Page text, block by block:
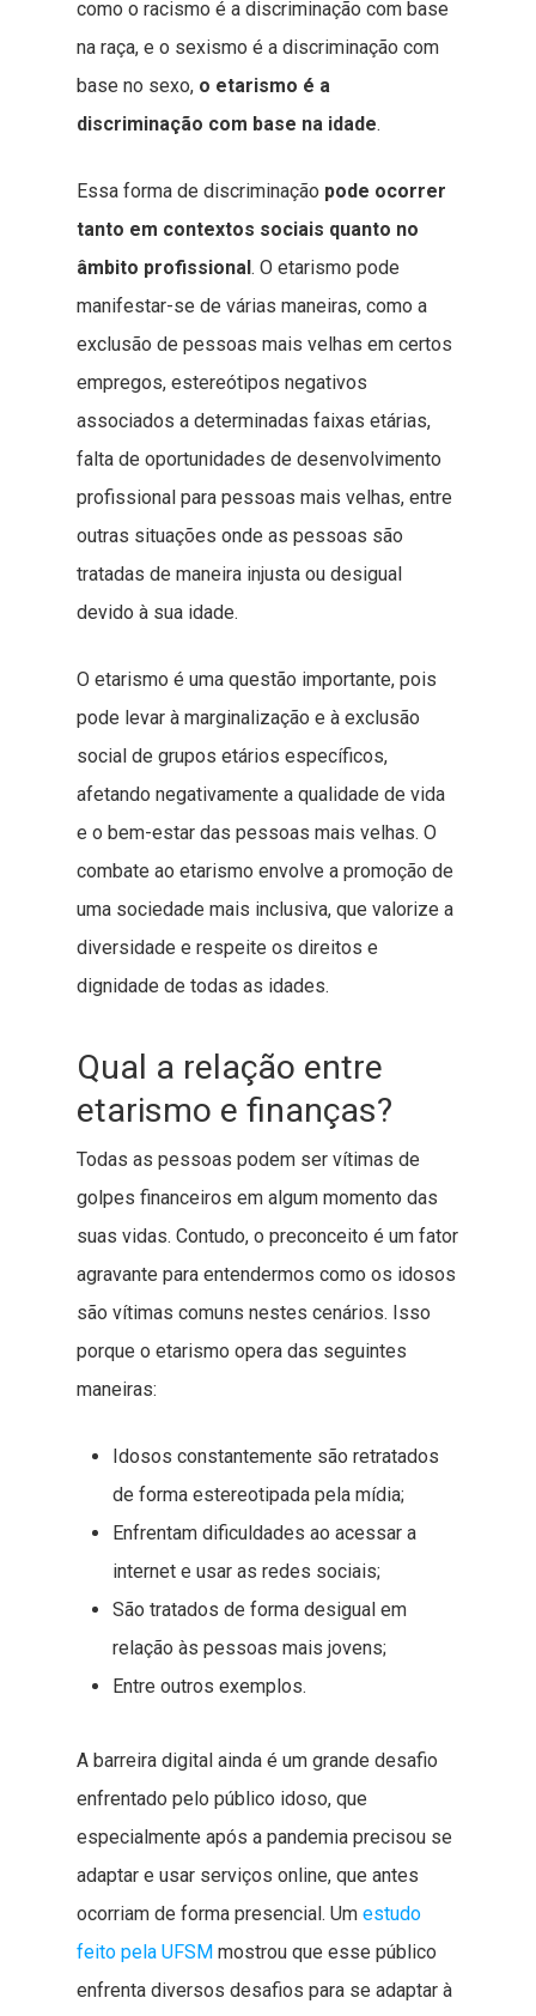
como o racismo é a discriminação com base
na raça, e o sexismo é a discriminação com
base no sexo, o etarismo é a
discriminação com base na idade.
Essa forma de discriminação pode ocorrer
tanto em contextos sociais quanto no
âmbito profissional. O etarismo pode
manifestar-se de várias maneiras, como a
exclusão de pessoas mais velhas em certos
empregos, estereótipos negativos
associados a determinadas faixas etárias,
falta de oportunidades de desenvolvimento
profissional para pessoas mais velhas, entre
outras situações onde as pessoas são
tratadas de maneira injusta ou desigual
devido à sua idade.
O etarismo é uma questão importante, pois
pode levar à marginalização e à exclusão
social de grupos etários específicos,
afetando negativamente a qualidade de vida
e o bem-estar das pessoas mais velhas. O
combate ao etarismo envolve a promoção de
uma sociedade mais inclusiva, que valorize a
diversidade e respeite os direitos e
dignidade de todas as idades.
Qual a relação entre
etarismo e finanças?
Todas as pessoas podem ser vítimas de
golpes financeiros em algum momento das
suas vidas. Contudo, o preconceito é um fator
agravante para entendermos como os idosos
são vítimas comuns nestes cenários. Isso
porque o etarismo opera das seguintes
maneiras:
Idosos constantemente são retratados
de forma estereotipada pela mídia;
Enfrentam dificuldades ao acessar a
internet e usar as redes sociais;
São tratados de forma desigual em
relação às pessoas mais jovens;
Entre outros exemplos.
A barreira digital ainda é um grande desafio
enfrentado pelo público idoso, que
especialmente após a pandemia precisou se
adaptar e usar serviços online, que antes
ocorriam de forma presencial. Um estudo
feito pela UFSM mostrou que esse público
enfrenta diversos desafios para se adaptar à